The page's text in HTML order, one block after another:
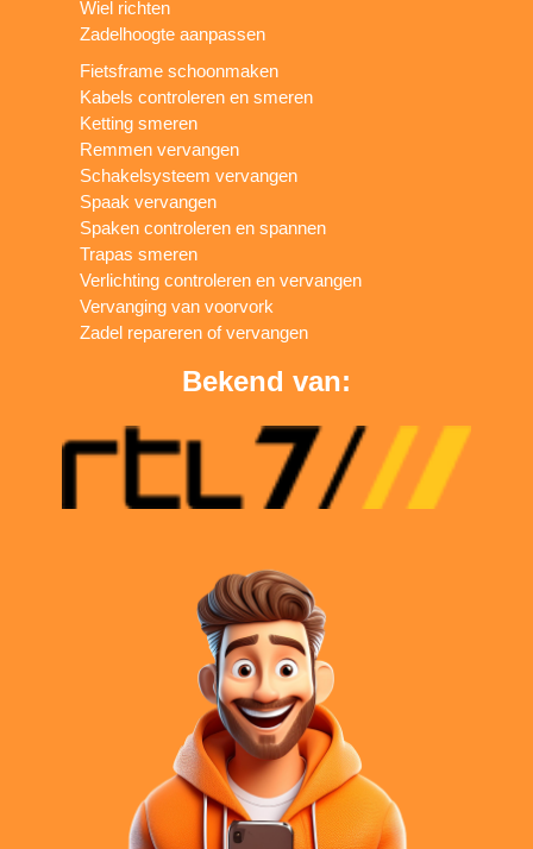
Wiel richten
Zadelhoogte aanpassen
Fietsframe schoonmaken
Kabels controleren en smeren
Ketting smeren
Remmen vervangen
Schakelsysteem vervangen
Spaak vervangen
Spaken controleren en spannen
Trapas smeren
Verlichting controleren en vervangen
Vervanging van voorvork
Zadel repareren of vervangen
Bekend van: